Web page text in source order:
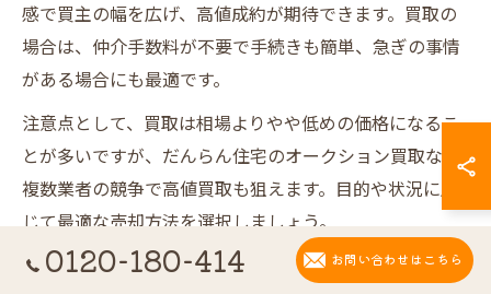
感で買主の幅を広げ、高値成約が期待できます。買取の
場合は、仲介手数料が不要で手続きも簡単、急ぎの事情
がある場合にも最適です。
注意点として、買取は相場よりやや低めの価格になるこ
とが多いですが、だんらん住宅のオークション買取なら
複数業者の競争で高値買取も狙えます。目的や状況に応
じて最適な売却方法を選択しましょう。
0120-180-414 お問い合わせはこちら